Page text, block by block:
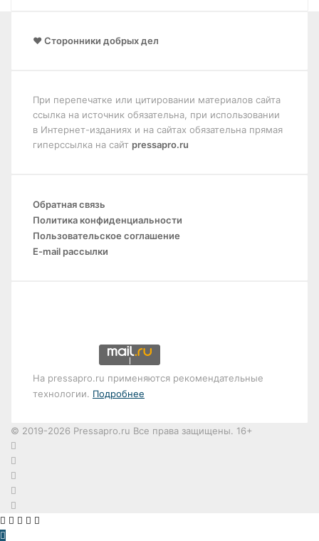
❤️ Сторонники добрых дел
При перепечатке или цитировании материалов сайта
ссылка на источник обязательна, при использовании
в Интернет-изданиях и на сайтах обязательна прямая
гиперссылка на сайт pressapro.ru
Обратная связь
Политика конфиденциальности
Пользовательское соглашение
E-mail рассылки
На pressapro.ru применяются рекомендательные
технологии. Подробнее
© 2019-2026 Pressapro.ru Все права защищены. 16+
dzen
X ВКонтакте
Одноклассники
WhatsApp